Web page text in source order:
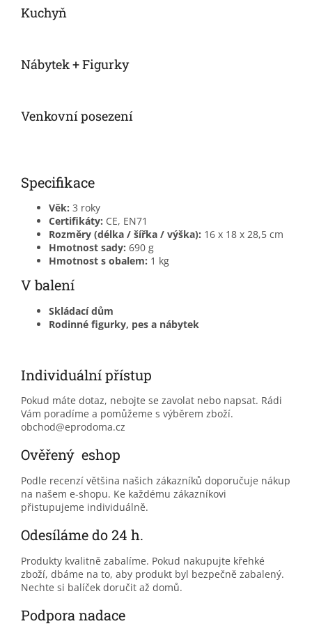
Kuchyň
Nábytek + Figurky
Venkovní posezení
Specifikace
Věk: 3 roky
Certifikáty: CE, EN71
Rozměry (délka / šířka / výška): 16 x 18 x 28,5 cm
Hmotnost sady: 690 g
Hmotnost s obalem: 1 kg
V balení
Skládací dům
Rodinné figurky, pes a nábytek
Individuální přístup
Pokud máte dotaz, nebojte se zavolat nebo napsat. Rádi
Vám poradíme a pomůžeme s výběrem zboží.
obchod@eprodoma.cz
Ověřený eshop
Podle recenzí většina našich zákazníků doporučuje nákup
na našem e-shopu. Ke každému zákazníkovi
přistupujeme individuálně.
Odesíláme do 24 h.
Produkty kvalitně zabalíme. Pokud nakupujte křehké
zboží, dbáme na to, aby produkt byl bezpečně zabalený.
Nechte si balíček doručit až domů.
Podpora nadace